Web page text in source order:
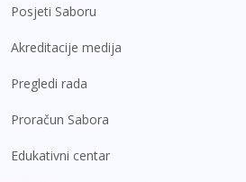
Posjeti Saboru
Akreditacije medija
Pregledi rada
Proračun Sabora
Edukativni centar